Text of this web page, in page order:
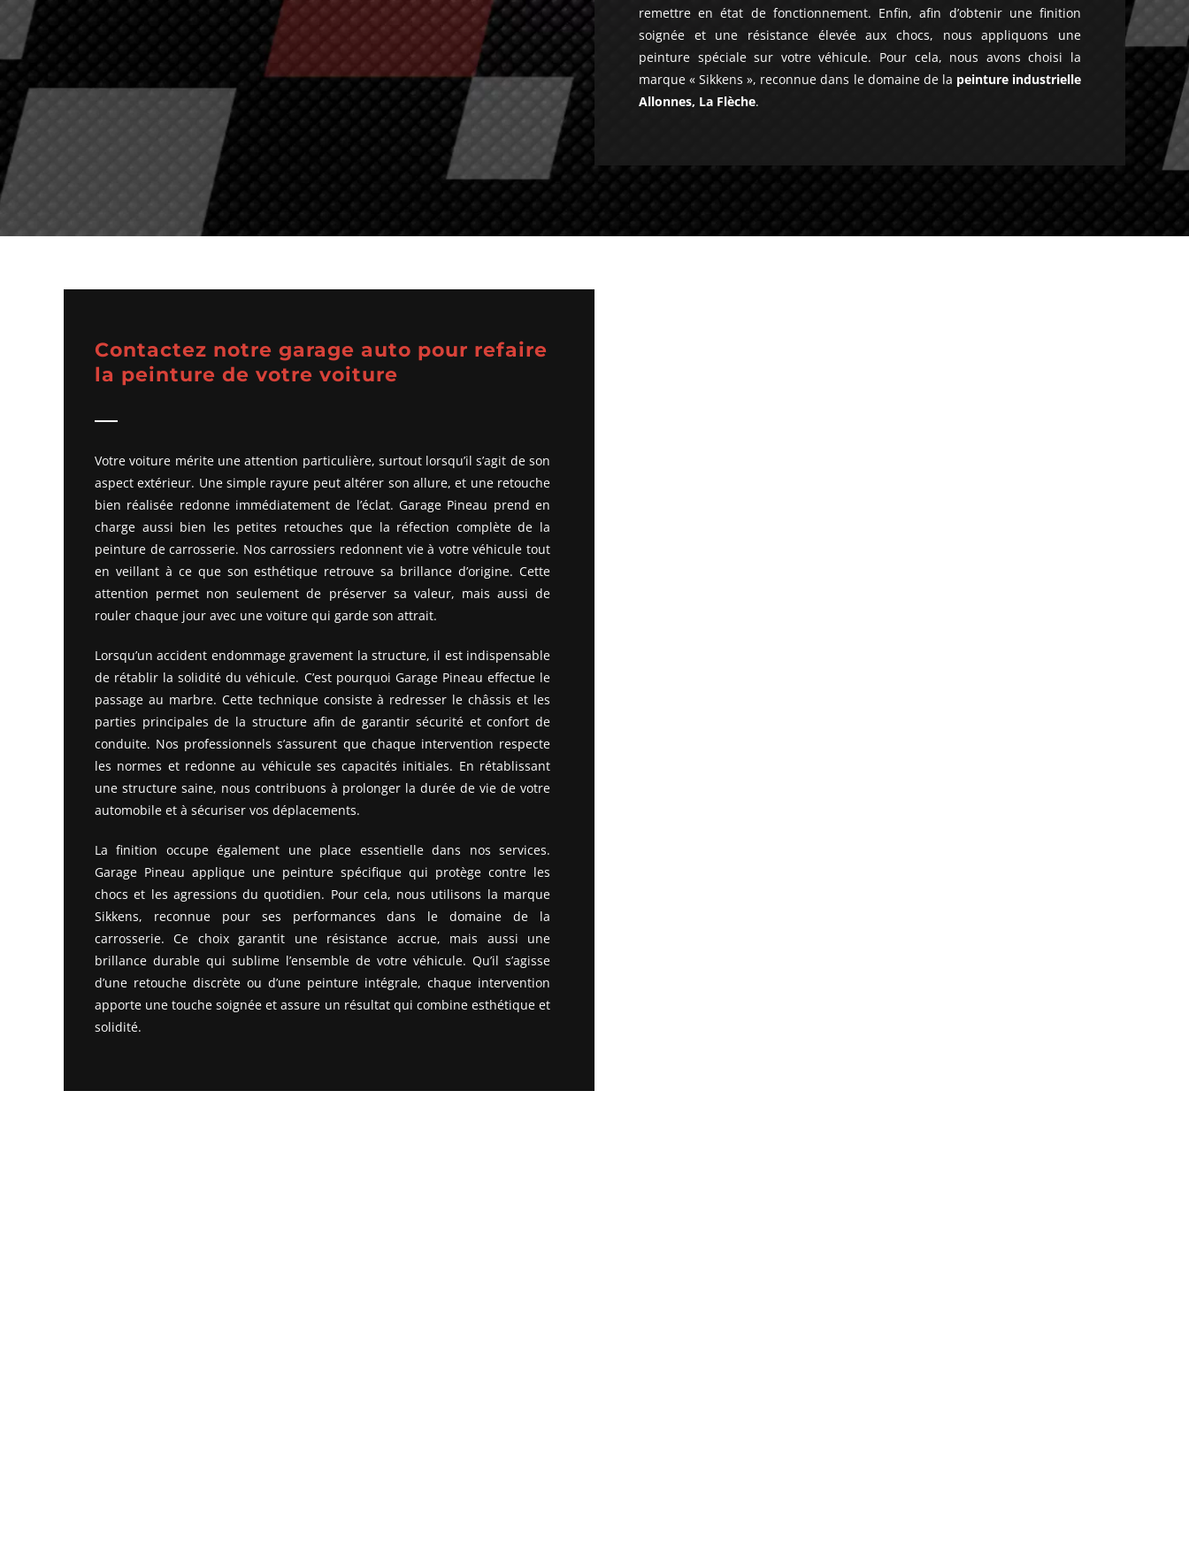
remettre en état de fonctionnement. Enfin, afin d’obtenir une finition
soignée et une résistance élevée aux chocs, nous appliquons une
peinture spéciale sur votre véhicule. Pour cela, nous avons choisi la
marque « Sikkens », reconnue dans le domaine de la peinture industrielle
Allonnes, La Flèche.
Contactez notre garage auto pour refaire
la peinture de votre voiture
Votre voiture mérite une attention particulière, surtout lorsqu’il s’agit de son
aspect extérieur. Une simple rayure peut altérer son allure, et une retouche
bien réalisée redonne immédiatement de l’éclat. Garage Pineau prend en
charge aussi bien les petites retouches que la réfection complète de la
peinture de carrosserie. Nos carrossiers redonnent vie à votre véhicule tout
en veillant à ce que son esthétique retrouve sa brillance d’origine. Cette
attention permet non seulement de préserver sa valeur, mais aussi de
rouler chaque jour avec une voiture qui garde son attrait.
Lorsqu’un accident endommage gravement la structure, il est indispensable
de rétablir la solidité du véhicule. C’est pourquoi Garage Pineau effectue le
passage au marbre. Cette technique consiste à redresser le châssis et les
parties principales de la structure afin de garantir sécurité et confort de
conduite. Nos professionnels s’assurent que chaque intervention respecte
les normes et redonne au véhicule ses capacités initiales. En rétablissant
une structure saine, nous contribuons à prolonger la durée de vie de votre
automobile et à sécuriser vos déplacements.
La finition occupe également une place essentielle dans nos services.
Garage Pineau applique une peinture spécifique qui protège contre les
chocs et les agressions du quotidien. Pour cela, nous utilisons la marque
Sikkens, reconnue pour ses performances dans le domaine de la
carrosserie. Ce choix garantit une résistance accrue, mais aussi une
brillance durable qui sublime l’ensemble de votre véhicule. Qu’il s’agisse
d’une retouche discrète ou d’une peinture intégrale, chaque intervention
apporte une touche soignée et assure un résultat qui combine esthétique et
solidité.